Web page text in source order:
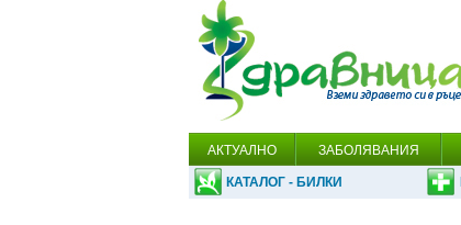
АКТУАЛНО ЗАБОЛЯВАНИЯ
КАТАЛОГ - БИЛКИ